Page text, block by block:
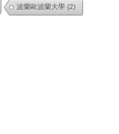
波蘭歐波蘭大學 (2)